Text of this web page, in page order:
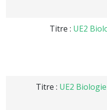
Titre : UE2
Titre : UE2